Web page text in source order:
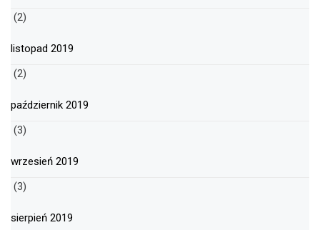
(2)
listopad 2019
(2)
październik 2019
(3)
wrzesień 2019
(3)
sierpień 2019